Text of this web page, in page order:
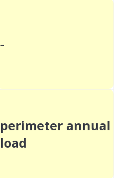
-
perimeter annual
load